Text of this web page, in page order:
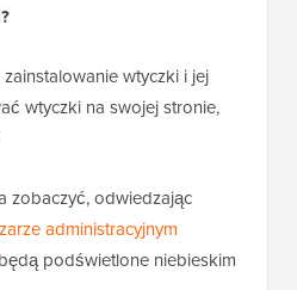
wtyczki i jej
wtyczki na swojej stronie,
zobaczyć, odwiedzając
administracyjnym
podświetlone niebieskim